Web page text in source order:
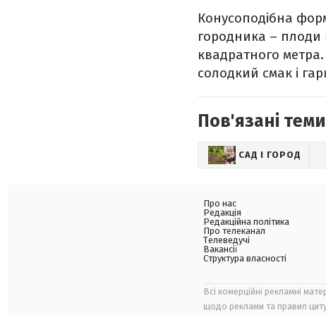
Конусоподібна
городника – плоди
квадратного
солодкий смак і
Пов'язані
САД І ГОРОД
Про нас
Редакція
Редакційна політика
Про телеканал
Телеведучі
Вакансії
Структура власності
Всі комерційні рекламні
щодо реклами та правил